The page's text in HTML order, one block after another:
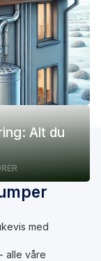
Alt du
med
- alle våre